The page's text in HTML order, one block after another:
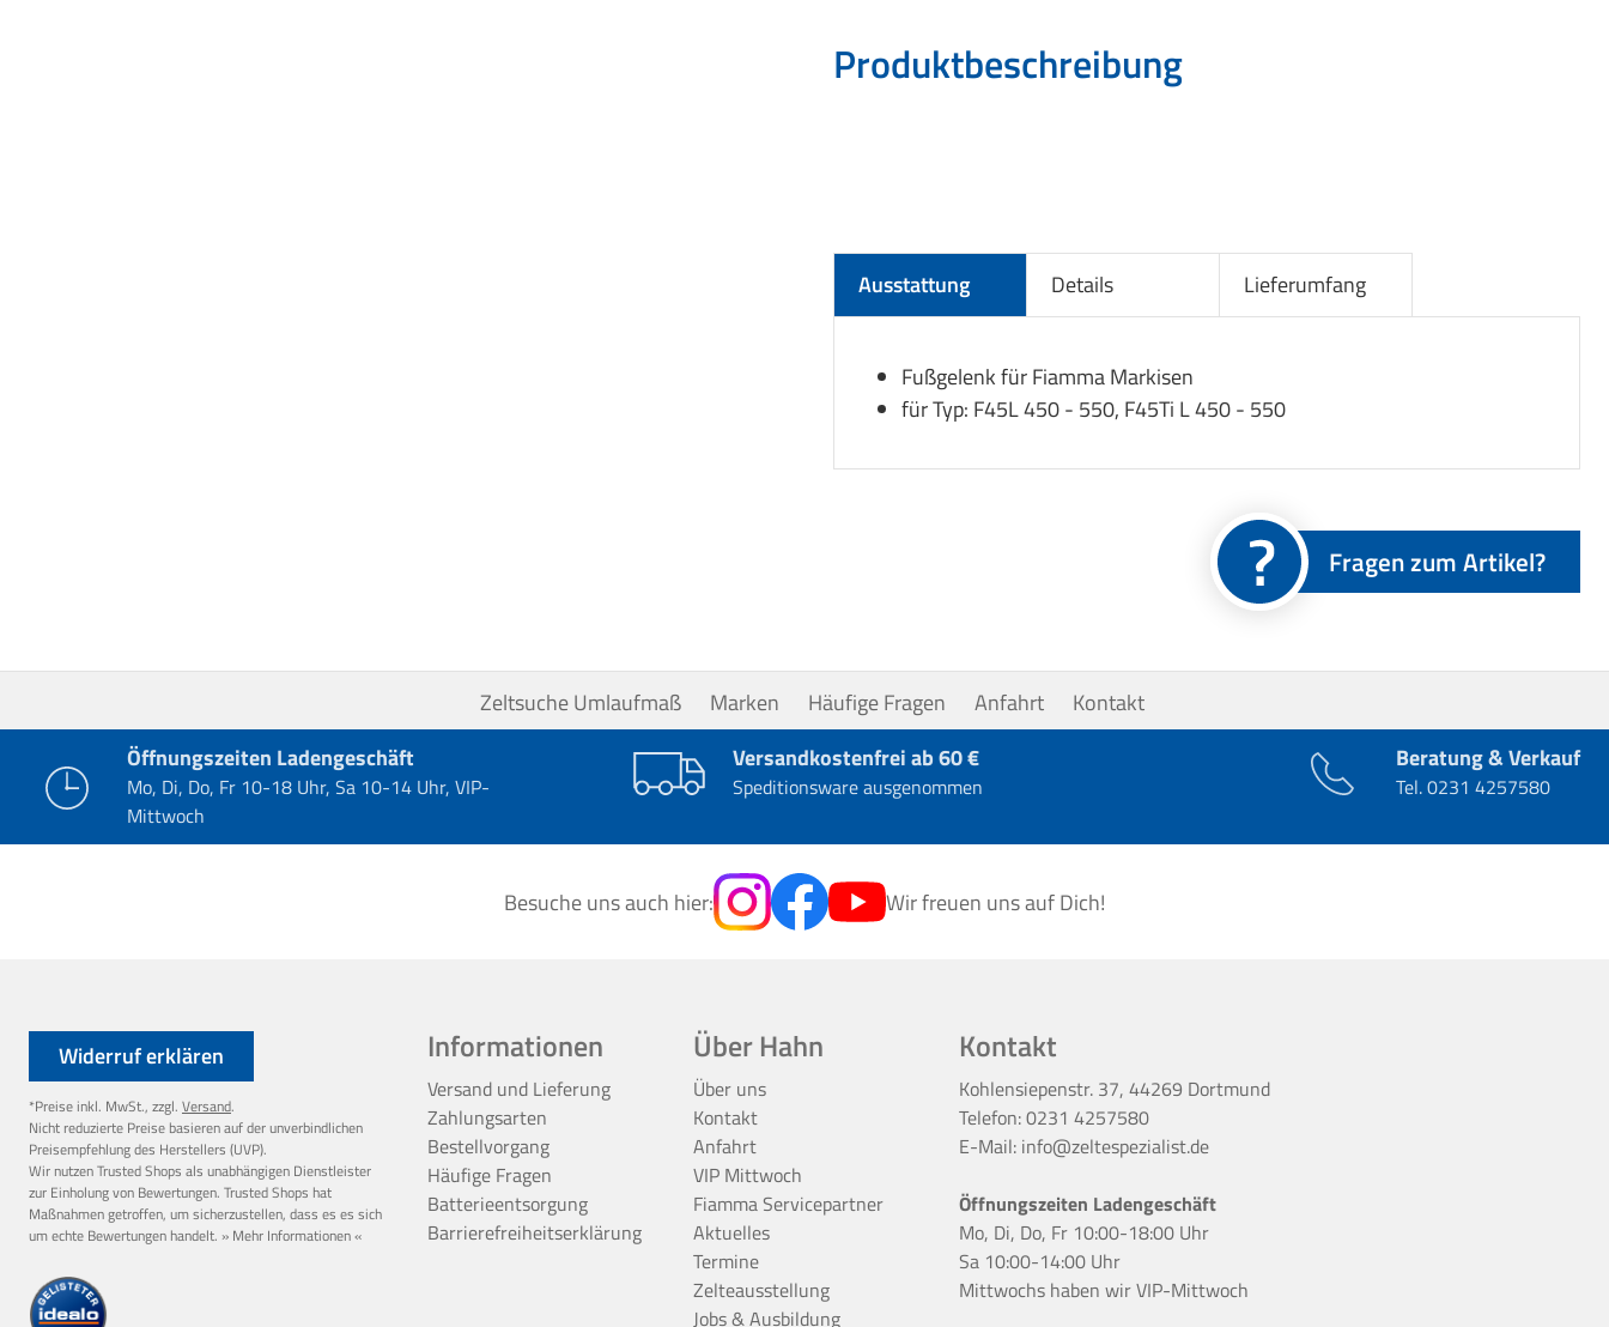
Produktbeschreibung
Ausstattung Details Lieferumfang
Fußgelenk für Fiamma Markisen
für Typ: F45L 450 - 550, F45Ti L 450 - 550
Fragen zum Artikel?
Zeltsuche Umlaufmaß Marken Häufige Fragen Anfahrt
Kontakt
Öffnungszeiten Ladengeschäft
Mo, Di, Do, Fr 10-18 Uhr, Sa 10-14 Uhr, VIP-
Mittwoch
Versandkostenfrei ab 60 €
Speditionsware ausgenommen
Beratung & Verkauf
Tel.0231 4257580
Besuche uns auch hier: Wir freuen uns auf Dich!
Widerruf erklären
*Preise inkl. MwSt., zzgl. Versand.
Nicht reduzierte Preise basieren auf der unverbindlichen
Preisempfehlung des Herstellers (UVP).
Wir nutzen Trusted Shops als unabhängigen Dienstleister
zur Einholung von Bewertungen. Trusted Shops hat
Maßnahmen getroffen, um sicherzustellen, dass es es sich
um echte Bewertungen handelt. » Mehr Informationen «
Informationen
Versand und Lieferung
Zahlungsarten
Bestellvorgang
Häufige Fragen
Batterieentsorgung
Barrierefreiheitserklärung
Über Hahn
Über uns
Kontakt
Anfahrt
VIP Mittwoch
Fiamma Servicepartner
Aktuelles
Termine
Zelteausstellung
Jobs & Ausbildung
Kontakt
Kohlensiepenstr. 37, 44269 Dortmund
Telefon:0231 4257580
E-Mail: info@zeltespezialist.de
Öffnungszeiten Ladengeschäft
Mo, Di, Do, Fr 10:00-18:00 Uhr
Sa 10:00-14:00 Uhr
Mittwochs haben wirVIP-Mittwoch